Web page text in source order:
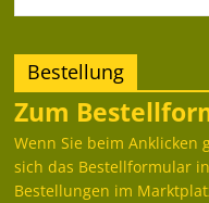
Bestellung
Zum
Wenn Sie beim Anklicken
sich das Bestellformular
Bestellungen im